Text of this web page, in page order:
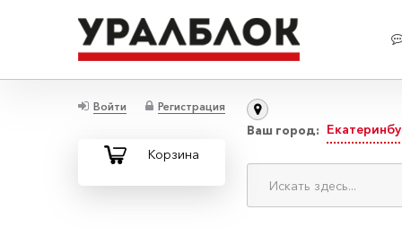
Войти Регистрация
Корзина
Ваш город: